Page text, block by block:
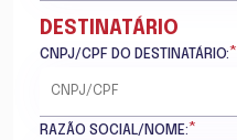
DESTINATÁRIO
CNPJ/CPF DO DESTINATÁRIO:*
RAZÃO SOCIAL/NOME:*